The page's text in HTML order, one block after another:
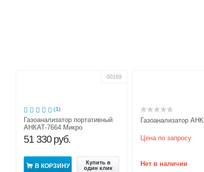
00169
(1)
Газоанализатор портативный
АНКАТ-7664 Микро
51 330 руб.
В КОРЗИНУ
Купить в
один клик
Газоанализатор
Цена по запросу
Нет в наличии